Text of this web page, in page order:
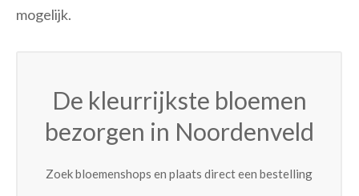
mogelijk.
De kleurrijkste bloemen
bezorgen in Noordenveld
Zoek bloemenshops en plaats direct een bestelling